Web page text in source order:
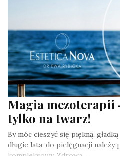
Magia mezoterapii
tylko na twarz!
By móc cieszyć się piękną,
długie lata, do pielęgnacji należy